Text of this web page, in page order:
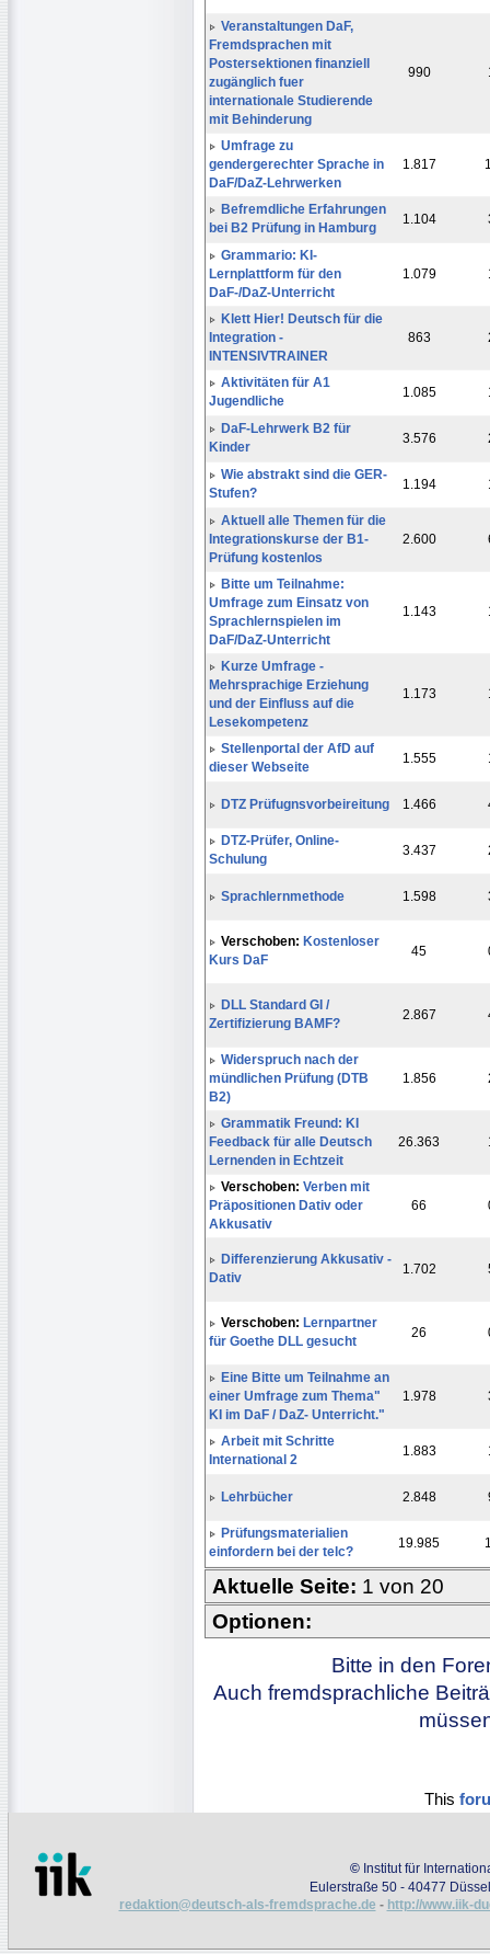
Veranstaltungen DaF,
Fremdsprachen mit
Postersektionen finanziell
zugänglich fuer
internationale Studierende
mit Behinderung
990
Umfrage zu
gendergerechter Sprache in
DaF/DaZ-Lehrwerken
1.817
Befremdliche Erfahrungen
bei B2 Prüfung in Hamburg
1.104
Grammario: KI-
Lernplattform für den
DaF-/DaZ-Unterricht
1.079
Klett Hier! Deutsch für die
Integration -
INTENSIVTRAINER
863
Aktivitäten für A1
Jugendliche
1.085
DaF-Lehrwerk B2 für
Kinder
3.576
Wie abstrakt sind die GER-
Stufen?
1.194
Aktuell alle Themen für die
Integrationskurse der B1-
Prüfung kostenlos
2.600
Bitte um Teilnahme:
Umfrage zum Einsatz von
Sprachlernspielen im
DaF/DaZ-Unterricht
1.143
Kurze Umfrage -
Mehrsprachige Erziehung
und der Einfluss auf die
Lesekompetenz
1.173
Stellenportal der AfD auf
dieser Webseite
1.555
DTZ Prüfugnsvorbeireitung 1.466
DTZ-Prüfer, Online-
Schulung
3.437
Sprachlernmethode 1.598
Verschoben: Kostenloser
Kurs DaF
45
DLL Standard GI /
Zertifizierung BAMF?
2.867
Widerspruch nach der
mündlichen Prüfung (DTB
B2)
1.856
Grammatik Freund: KI
Feedback für alle Deutsch
Lernenden in Echtzeit
26.363
Verschoben: Verben mit
Präpositionen Dativ oder
Akkusativ
66
Differenzierung Akkusativ -
Dativ
1.702
Verschoben: Lernpartner
für Goethe DLL gesucht
26
Eine Bitte um Teilnahme an
einer Umfrage zum Thema"
KI im DaF / DaZ- Unterricht."
1.978
Arbeit mit Schritte
International 2
1.883
Lehrbücher 2.848
Prüfungsmaterialien
einfordern bei der telc?
19.985
Aktuelle Seite: 1 von 20
Optionen:
Bitte in den
Auch fremdsprachliche
This
© Institut für
Eulerstraße 50 - 40477
redaktion@deutsch-als-fremdsprache.de - http://www.iik-